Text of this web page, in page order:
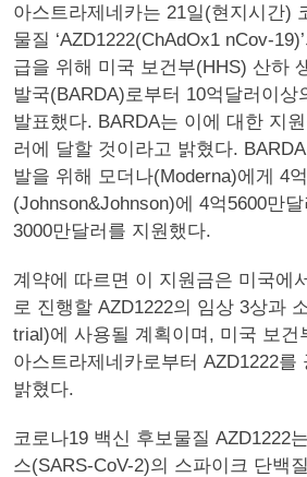
아스트라제네카는 21일(현지시간)
물질 ‘AZD1222(ChAdOx1 nCov-
급을 위해 미국 보건부(HHS) 산하
발국(BARDA)로부터 10억달러이상
발표했다. BARDA는 이에 대한 지
러에 달할 것이라고 밝혔다.
발을 위해 모더나(Moderna)에게 4
(Johnson&Johnson)에 4억5600만
3000만달러를 지원했다.
계약에 따르면 이 지원금은 미국에
로 진행할 AZD1222의 임상 3상과
trial)에 사용될 계획이며, 미국 보건
아스트라제네카로부터 AZD1222를
밝혔다.
코로나19 백신 후보물질 AZD1222
스(SARS-CoV-2)의 스파이크 단백